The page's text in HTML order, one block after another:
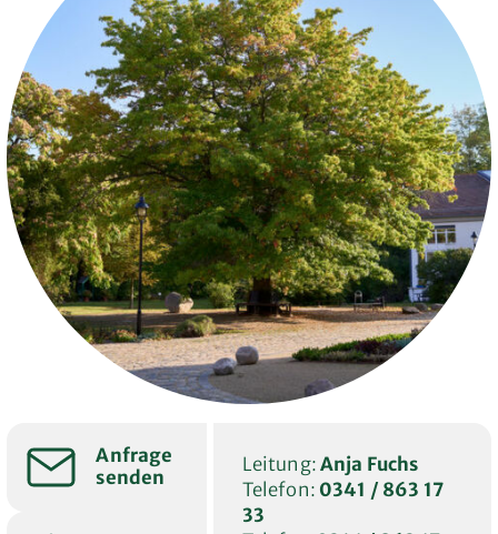
Leitung:Anja Fuchs
Telefon: 0341 / 863 17
33
Anfrage
senden